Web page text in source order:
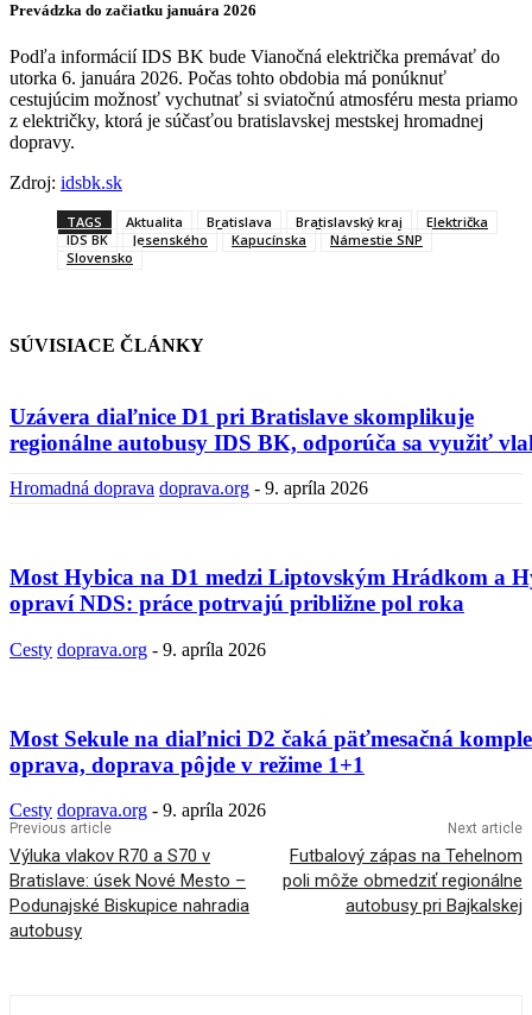
Prevádzka do začiatku januára 2026
Podľa informácií IDS BK bude Vianočná električka premávať do
utorka 6. januára 2026. Počas tohto obdobia má ponúknuť
cestujúcim možnosť vychutnať si sviatočnú atmosféru mesta priamo
z električky, ktorá je súčasťou bratislavskej mestskej hromadnej
dopravy.
Zdroj: idsbk.sk
TAGS Aktualita Bratislava Bratislavský kraj
Električka
IDS BK
Jesenského Kapucínska
Námestie SNP
Slovensko
SÚVISIACE ČLÁNKY
Uzávera diaľnice D1 pri Bratislave skomplikuje
regionálne autobusy IDS BK, odporúča sa využiť
Hromadná doprava doprava.org - 9. apríla 2026
Most Hybica na D1 medzi Liptovským Hrádkom a
opraví NDS: práce potrvajú približne pol roka
Cesty doprava.org - 9. apríla 2026
Most Sekule na diaľnici D2 čaká päťmesačná
oprava, doprava pôjde v režime 1+1
Cesty doprava.org - 9. apríla 2026
Previous article
Výluka vlakov R70 a S70 v
Bratislave: úsek Nové Mesto –
Podunajské Biskupice nahradia
autobusy
Next article
Futbalový zápas na Tehelnom
poli môže obmedziť regionálne
autobusy pri Bajkalskej